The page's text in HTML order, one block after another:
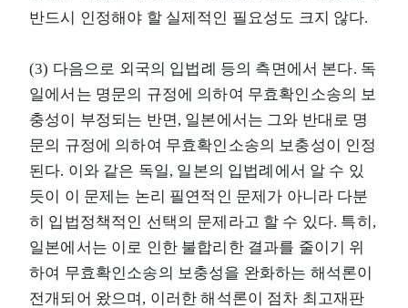
반드시 인정해야 할 실제적인 필요성도 크지 않다.
(3) 다음으로 외국의 입법례 등의 측면에서 본다. 독
일에서는 명문의 규정에 의하여 무효확인소송의 보
충성이 부정되는 반면, 일본에서는 그와 반대로 명
문의 규정에 의하여 무효확인소송의 보충성이 인정
된다. 이와 같은 독일, 일본의 입법례에서 알 수 있
듯이 이 문제는 논리 필연적인 문제가 아니라 다분
히 입법정책적인 선택의 문제라고 할 수 있다. 특히,
일본에서는 이로 인한 불합리한 결과를 줄이기 위
하여 무효확인소송의 보충성을 완화하는 해석론이
전개되어 왔으며, 이러한 해석론이 점차 최고재판